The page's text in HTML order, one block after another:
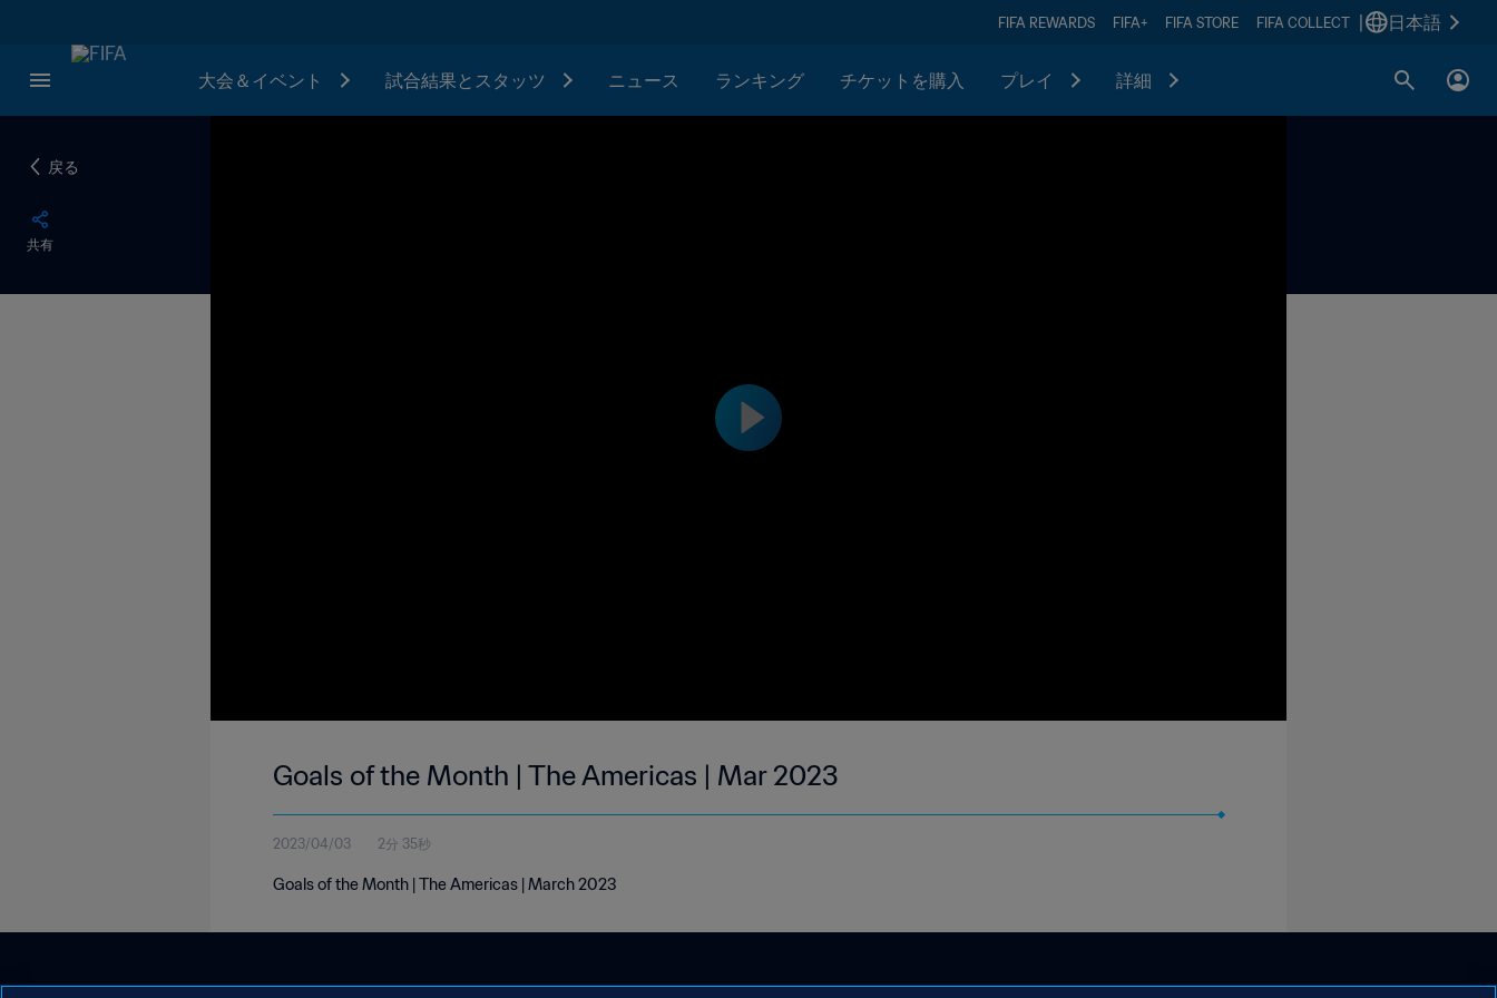
FIFA REWARDS FIFA+ FIFA STORE FIFA COLLECT 日本語
大会＆イベント 試合結果とスタッツ ニュース ランキング チケットを購入 プレイ 詳細
戻る
共有
Goals of the Month | The Americas | Mar 2023
2023/04/03 2分 35秒
Goals of the Month | The Americas | March 2023